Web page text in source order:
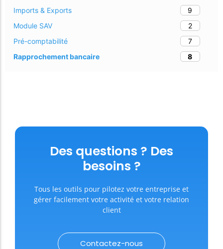
Imports & Exports
9
Module SAV
2
Pré-comptabilité
7
Rapprochement bancaire
8
Des questions ? Des
besoins ?
Tous les outils pour pilotez votre entreprise et
gérer facilement votre activité et votre relation
client
Contactez-nous